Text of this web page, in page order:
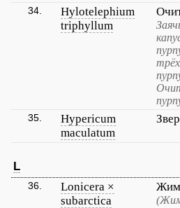
34.
Hylotelephium
triphyllum
35.
Hypericum
maculatum
L
36.
Lonicera ×
subarctica